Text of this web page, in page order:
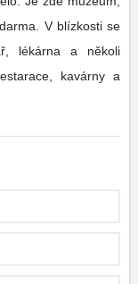
V blízkosti se
lékárna a několi
kavárny a